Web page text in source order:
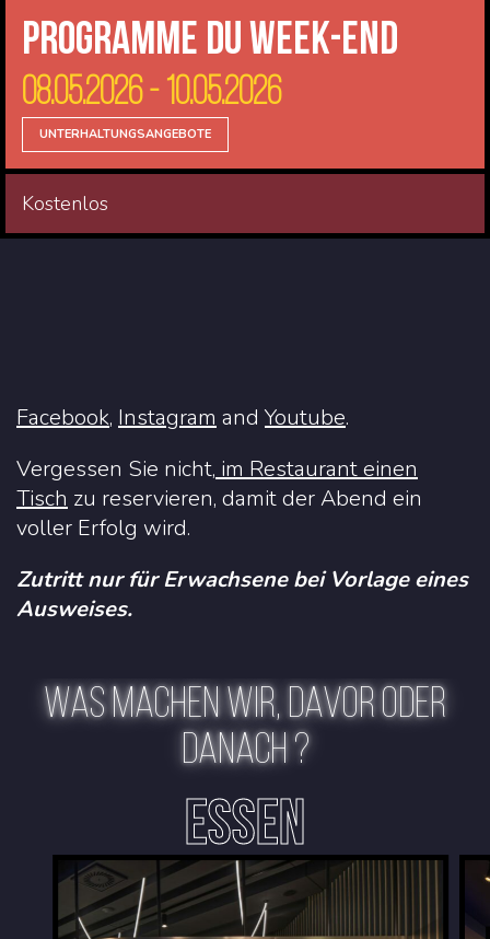
Programme du Week-end
08.05.2026 - 10.05.2026
UNTERHALTUNGSANGEBOTE
Kostenlos
Facebook, Instagram and Youtube.
Vergessen Sie nicht, im Restaurant einen
Tisch zu reservieren, damit der Abend ein
voller Erfolg wird.
Zutritt nur für Erwachsene bei Vorlage eines
Ausweises.
WAS MACHEN WIR, DAVOR ODER
DANACH ?
ESSEN